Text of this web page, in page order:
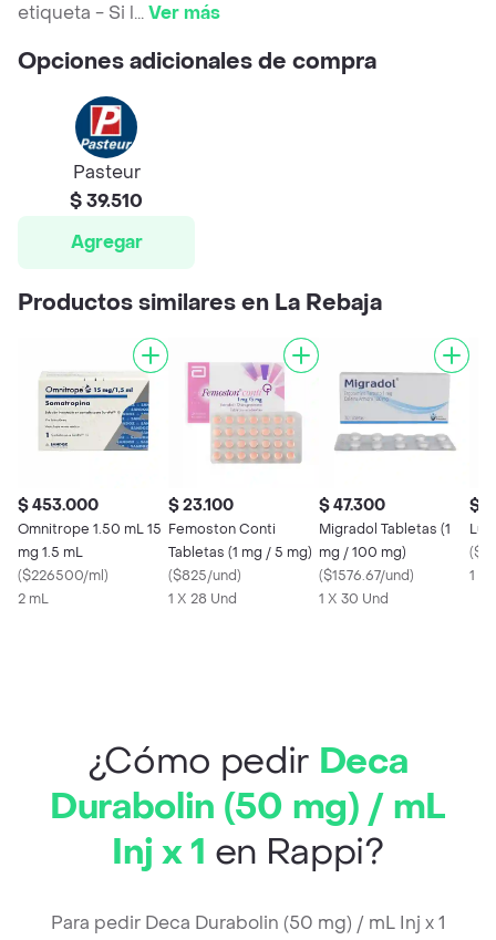
etiqueta - Si l...Ver más
Opciones adicionales de compra
Pasteur
$ 39.510
Agregar
Productos similares en La Rebaja
$ 453.000
Omnitrope 1.50 mL 15
mg 1.5 mL
($226500/ml)
2 mL
$ 23.100
Femoston Conti
Tabletas (1 mg / 5 mg)
($825/und)
1 X 28 Und
$ 47.300
Migradol Tabletas (1
mg / 100 mg)
($1576.67/und)
1 X 30 Und
$
(
1 X
¿Cómo pedir Deca
Durabolin (50 mg) / mL
Inj x 1 en Rappi?
Para pedir Deca Durabolin (50 mg) / mL Inj x 1